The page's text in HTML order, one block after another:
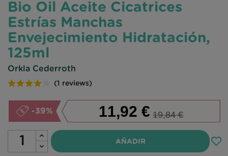
Bio Oil Aceite Cicatrices
Estrías Manchas
Envejecimiento Hidratación,
125ml
Orkla Cederroth
(1 reviews)
-39% 11,92 € 19,84 €
AÑADIR favorite_border